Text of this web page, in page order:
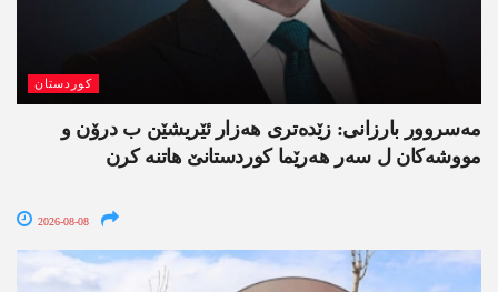
کوردستان
مەسروور بارزانی: زێدەتری ھەزار ئێریشێن ب درۆن و
مووشەکان ل سەر ھەرێما کوردستانێ ھاتنە کرن
2026-08-08